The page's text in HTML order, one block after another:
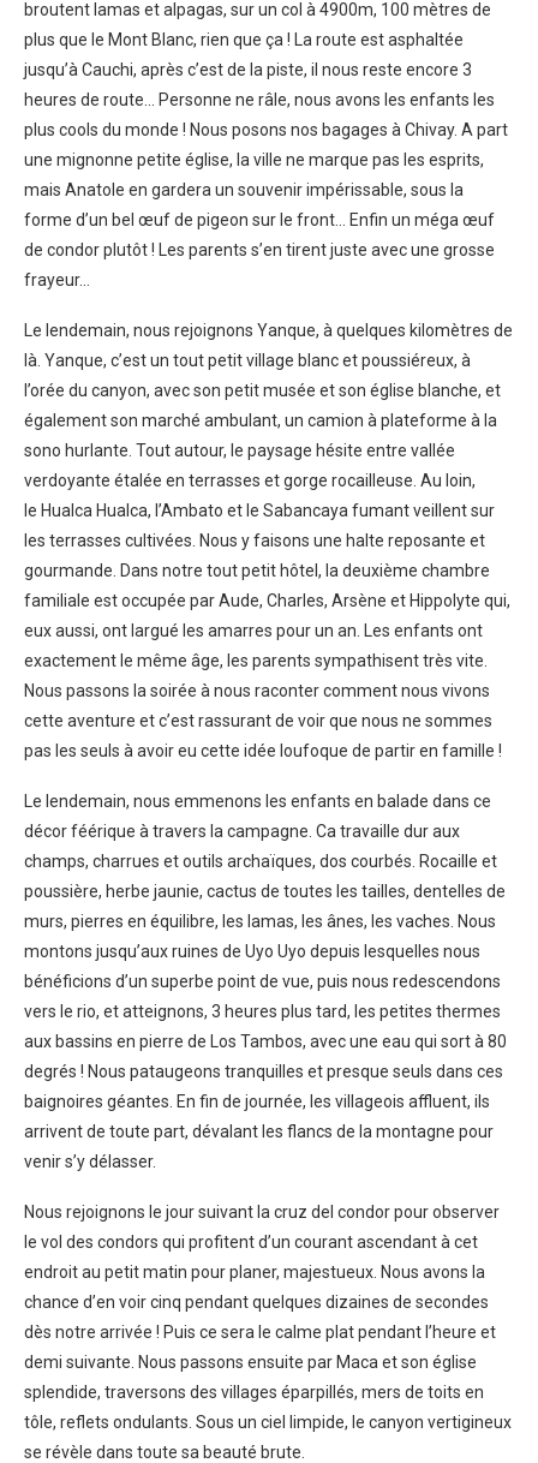
broutent lamas et alpagas, sur un col à 4900m, 100 mètres de
plus que le Mont Blanc, rien que ça ! La route est asphaltée
jusqu’à Cauchi, après c’est de la piste, il nous reste encore 3
heures de route… Personne ne râle, nous avons les enfants les
plus cools du monde ! Nous posons nos bagages à Chivay. A part
une mignonne petite église, la ville ne marque pas les esprits,
mais Anatole en gardera un souvenir impérissable, sous la
forme d’un bel œuf de pigeon sur le front… Enfin un méga œuf
de condor plutôt ! Les parents s’en tirent juste avec une grosse
frayeur…
Le lendemain, nous rejoignons Yanque, à quelques kilomètres de
là. Yanque, c’est un tout petit village blanc et poussiéreux, à
l’orée du canyon, avec son petit musée et son église blanche, et
également son marché ambulant, un camion à plateforme à la
sono hurlante. Tout autour, le paysage hésite entre vallée
verdoyante étalée en terrasses et gorge rocailleuse. Au loin,
le Hualca Hualca, l’Ambato et le Sabancaya fumant veillent sur
les terrasses cultivées. Nous y faisons une halte reposante et
gourmande. Dans notre tout petit hôtel, la deuxième chambre
familiale est occupée par Aude, Charles, Arsène et Hippolyte qui,
eux aussi, ont largué les amarres pour un an. Les enfants ont
exactement le même âge, les parents sympathisent très vite.
Nous passons la soirée à nous raconter comment nous vivons
cette aventure et c’est rassurant de voir que nous ne sommes
pas les seuls à avoir eu cette idée loufoque de partir en famille !
Le lendemain, nous emmenons les enfants en balade dans ce
décor féérique à travers la campagne. Ca travaille dur aux
champs, charrues et outils archaïques, dos courbés. Rocaille et
poussière, herbe jaunie, cactus de toutes les tailles, dentelles de
murs, pierres en équilibre, les lamas, les ânes, les vaches. Nous
montons jusqu’aux ruines de Uyo Uyo depuis lesquelles nous
bénéficions d’un superbe point de vue, puis nous redescendons
vers le rio, et atteignons, 3 heures plus tard, les petites thermes
aux bassins en pierre de Los Tambos, avec une eau qui sort à 80
degrés ! Nous pataugeons tranquilles et presque seuls dans ces
baignoires géantes. En fin de journée, les villageois affluent, ils
arrivent de toute part, dévalant les flancs de la montagne pour
venir s’y délasser.
Nous rejoignons le jour suivant la cruz del condor pour observer
le vol des condors qui profitent d’un courant ascendant à cet
endroit au petit matin pour planer, majestueux. Nous avons la
chance d’en voir cinq pendant quelques dizaines de secondes
dès notre arrivée ! Puis ce sera le calme plat pendant l’heure et
demi suivante. Nous passons ensuite par Maca et son église
splendide, traversons des villages éparpillés, mers de toits en
tôle, reflets ondulants. Sous un ciel limpide, le canyon vertigineux
se révèle dans toute sa beauté brute.